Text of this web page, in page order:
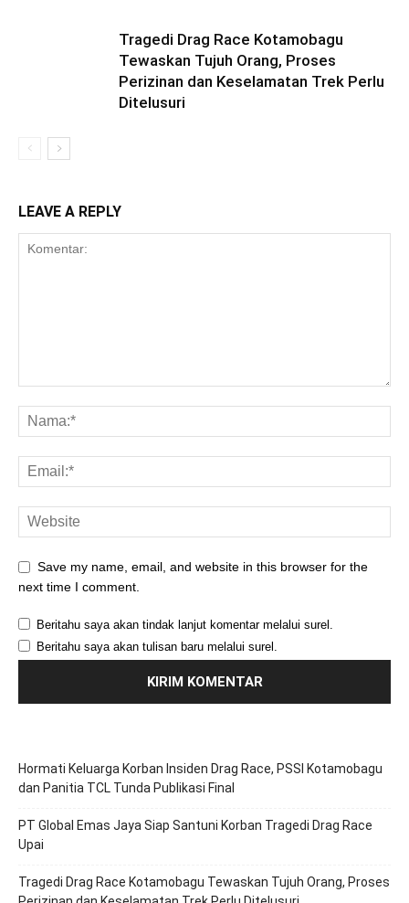
Tragedi Drag Race Kotamobagu
Tewaskan Tujuh Orang, Proses
Perizinan dan Keselamatan Trek Perlu
Ditelusuri
LEAVE A REPLY
Save my name, email, and website in this browser for the
next time I comment.
Beritahu saya akan tindak lanjut komentar melalui surel.
Beritahu saya akan tulisan baru melalui surel.
Hormati Keluarga Korban Insiden Drag Race, PSSI Kotamobagu
dan Panitia TCL Tunda Publikasi Final
PT Global Emas Jaya Siap Santuni Korban Tragedi Drag Race
Upai
Tragedi Drag Race Kotamobagu Tewaskan Tujuh Orang, Proses